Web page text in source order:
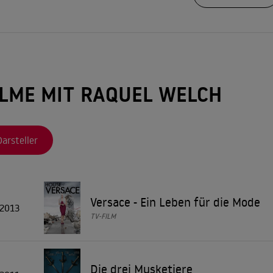
der Regie von "Klimbim"-Erfinder Michael Pfleghar.
sah man sie in "Myra Breckinridge" (1970), einem auf
im Doppelpack, "
sie D'Artagnans Geliebte Constance, eine beherzte junge
in dem Belmondo-Vehikel "
MIT RAQUEL WELCH
2013 Versace - Ein Leben für die Mode
TV-FILM
Die drei Musketiere